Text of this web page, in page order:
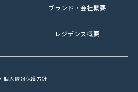
ブランド・会社概要
レジデンス概要
個人情報保護方針